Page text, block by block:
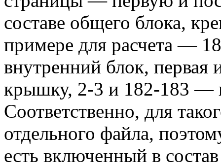
составе общего блока,
примере для расчета —
внутренний блок, первая
крышку, 2-3 и 182-183 —
Соответственно, для
отдельного файла,
есть включенный в